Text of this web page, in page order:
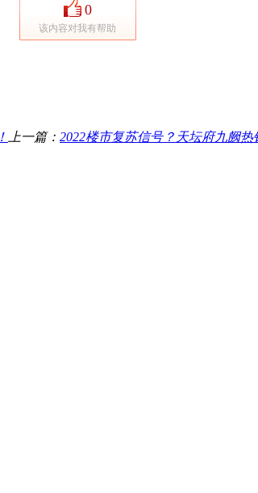
0
该内容对我有帮助
上一篇： 2022楼市复苏信号？天坛府九阙热